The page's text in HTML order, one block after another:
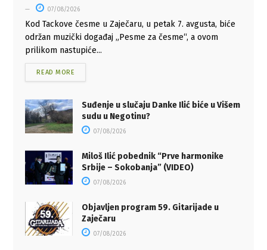
07/08/2026
Kod Tackove česme u Zaječaru, u petak 7. avgusta, biće
održan muzički događaj „Pesme za česme“, a ovom
prilikom nastupiće...
READ MORE
Suđenje u slučaju Danke Ilić biće u Višem
sudu u Negotinu?
07/08/2026
Miloš Ilić pobednik “Prve harmonike
Srbije – Sokobanja” (VIDEO)
07/08/2026
Objavljen program 59. Gitarijade u
Zaječaru
07/08/2026